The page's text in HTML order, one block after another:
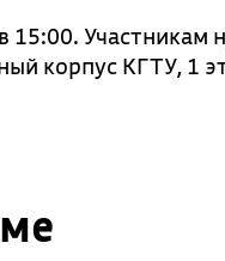
15:00. Участникам
корпус КГТУ,